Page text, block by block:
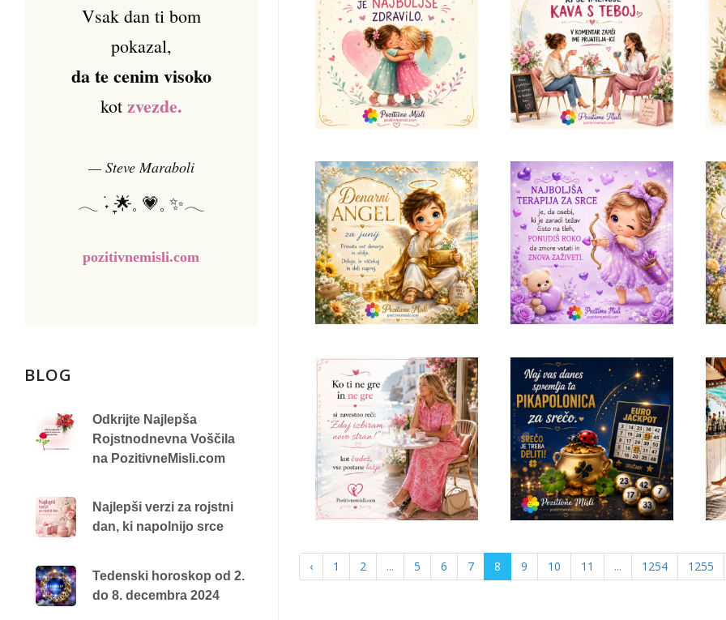
‹ 1 2 ... 5 6 7 8 9 10 11 ... 1254 1255
Vsak dan ti bom
pokazal,
da te cenim visoko
kot zvezde.
— Steve Maraboli
𓂃 ࣪˖ ִֶָ🌟𓈒 💗𓈒 ✨𓂃
pozitivnemisli.com
BLOG
Odkrijte Najlepša
Rojstnodnevna Voščila
na PozitivneMisli.com
Najlepši verzi za rojstni
dan, ki napolnijo srce
Tedenski horoskop od 2.
do 8. decembra 2024